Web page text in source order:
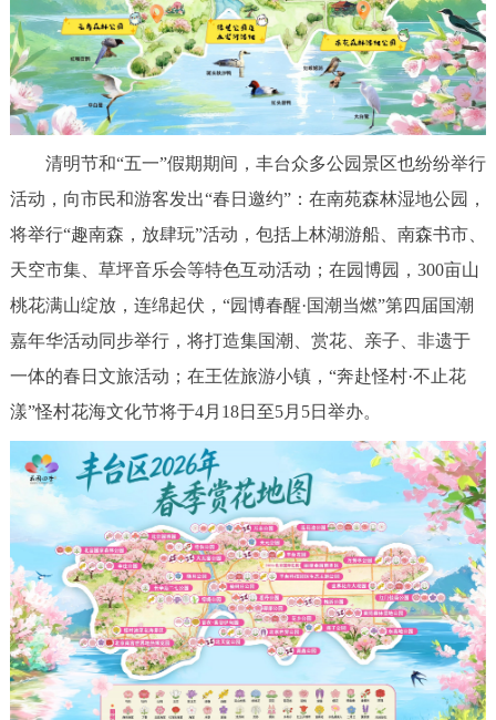
DEUTSCH FRANÇAIS РУССКИЙ ЯЗЫК
ESPAÑOL العربية PORTUGUÊS
ITALIANO
清明节和“五一”假期期间，丰台众多公园景区也纷纷举行
活动，向市民和游客发出“春日邀约”：在南苑森林湿地公园，
将举行“趣南森，放肆玩”活动，包括上林湖游船、南森书市、
天空市集、草坪音乐会等特色互动活动；在园博园，300亩山
桃花满山绽放，连绵起伏，“园博春醒·国潮当燃”第四届国潮
嘉年华活动同步举行，将打造集国潮、赏花、亲子、非遗于
一体的春日文旅活动；在王佐旅游小镇，“奔赴怪村·不止花
漾”怪村花海文化节将于4月18日至5月5日举办。